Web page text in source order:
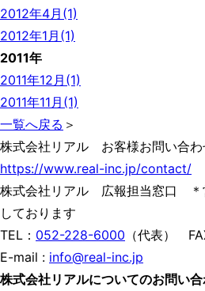
2012年4月(1)
2012年1月(1)
2011年
2011年12月(1)
2011年11月(1)
一覧へ戻る ＞
株式会社リアル お客様お問い合わ
https://www.real-inc.jp/contact/
株式会社リアル 広報担当窓口 ＊
しております
TEL： 052-228-6000 （代表）
E-mail : info@real-inc.jp
株式会社リアルについてのお問い